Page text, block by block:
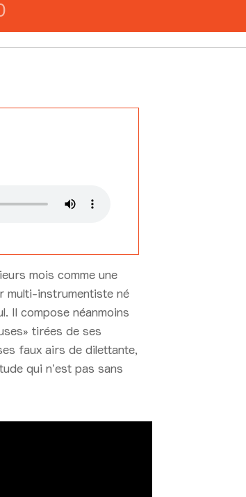
mois comme une
multi-instrumentiste né
Il compose néanmoins
tirées de ses
faux airs de dilettante,
qui n’est pas sans